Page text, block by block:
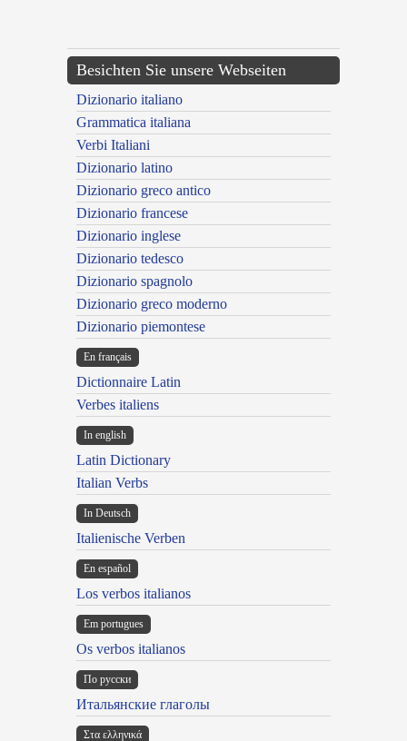
Besichten Sie unsere Webseiten
Dizionario italiano
Grammatica italiana
Verbi Italiani
Dizionario latino
Dizionario greco antico
Dizionario francese
Dizionario inglese
Dizionario tedesco
Dizionario spagnolo
Dizionario greco moderno
Dizionario piemontese
En français
Dictionnaire Latin
Verbes italiens
In english
Latin Dictionary
Italian Verbs
In Deutsch
Italienische Verben
En español
Los verbos italianos
Em portugues
Os verbos italianos
По русски
Итальянские глаголы
Στα ελληνικά